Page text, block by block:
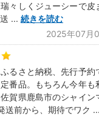
々しくジューシーで皮
... 続きを読む
2025年07月
るさと納税、先行予約
番品。もちろん今年も
賀県鹿島市のシャイン
送前から、期待でワク ...